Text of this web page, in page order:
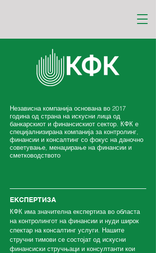
Независна компанија основана во 2017
година од страна на искусни лица од
банкарскиот и финансискиот сектор. КФК е
специјалнизирана компанија за контролинг,
финансии и консалтинг со фокус на даночно
советување, менаџирање на финансии и
сметководството
ЕКСПЕРТИЗА
КФК има значителна експертиза во областа
на контролингот на финансии и нуди широк
спектар на консалтинг услуги. Нашите
стручни тимови се состојат од искусни
финансиски стручњаци и консултанти кои